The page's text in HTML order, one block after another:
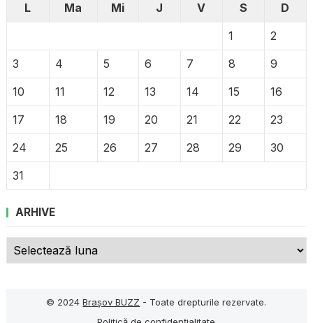
L Ma Mi J V S
D
1
2
3
4 5 6 7 8
9
10
11 12 13 14 15
16
17
18 19 20 21 22
23
24
25 26 27 28 29
30
31
ARHIVE
Arhive
© 2024Brașov BUZZ - Toate drepturile rezervate.